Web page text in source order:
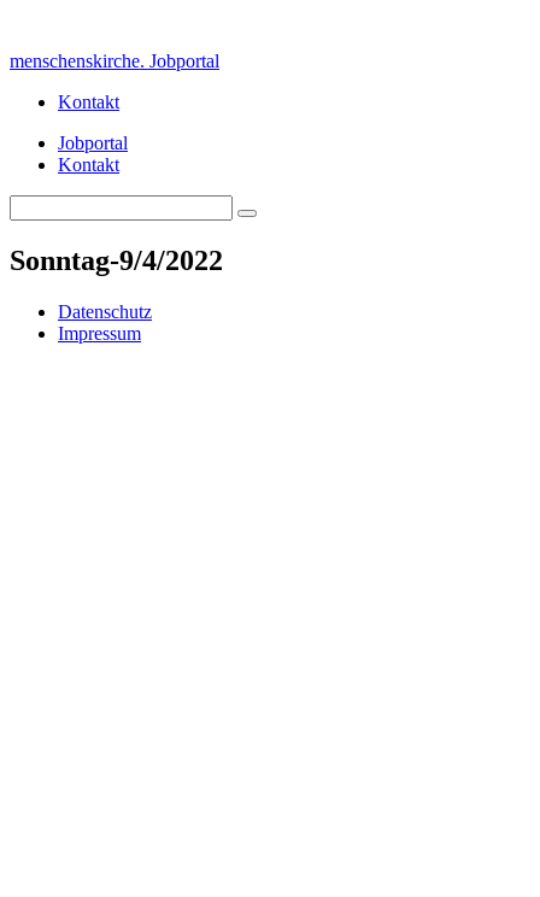
content
menschenskirche. Jobportal
Kontakt
Jobportal
Kontakt
for:
Search
Sonntag-9/4/2022
Datenschutz
Impressum